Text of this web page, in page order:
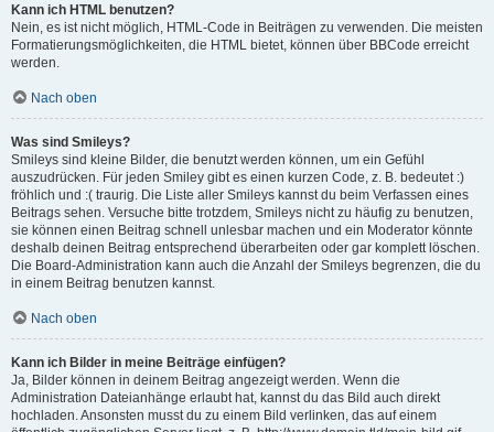
Kann ich HTML benutzen?
Nein, es ist nicht möglich, HTML-Code in Beiträgen zu verwenden. Die meisten
Formatierungsmöglichkeiten, die HTML bietet, können über BBCode erreicht
werden.
Nach oben
Was sind Smileys?
Smileys sind kleine Bilder, die benutzt werden können, um ein Gefühl
auszudrücken. Für jeden Smiley gibt es einen kurzen Code, z. B. bedeutet :)
fröhlich und :( traurig. Die Liste aller Smileys kannst du beim Verfassen eines
Beitrags sehen. Versuche bitte trotzdem, Smileys nicht zu häufig zu benutzen,
sie können einen Beitrag schnell unlesbar machen und ein Moderator könnte
deshalb deinen Beitrag entsprechend überarbeiten oder gar komplett löschen.
Die Board-Administration kann auch die Anzahl der Smileys begrenzen, die du
in einem Beitrag benutzen kannst.
Nach oben
Kann ich Bilder in meine Beiträge einfügen?
Ja, Bilder können in deinem Beitrag angezeigt werden. Wenn die
Administration Dateianhänge erlaubt hat, kannst du das Bild auch direkt
hochladen. Ansonsten musst du zu einem Bild verlinken, das auf einem